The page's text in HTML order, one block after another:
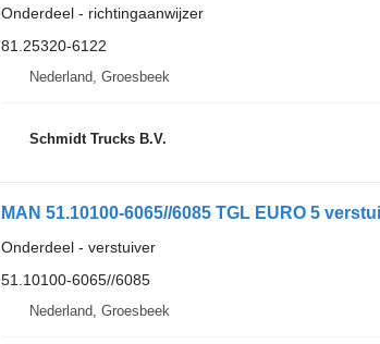
Onderdeel - richtingaanwijzer
81.25320-6122
Nederland, Groesbeek
Schmidt Trucks B.V.
MAN 51.10100-6065//6085 TGL EURO 5
Onderdeel - verstuiver
51.10100-6065//6085
Nederland, Groesbeek